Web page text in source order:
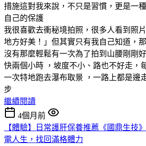
措施這對我來說，不只是習慣，更是一
自己的保護
我很喜歡去衝秘境拍照，很多人看到照
地方好美！」但其實只有我自己知道，
沒有那麼輕鬆有一次為了拍到山腰剛剛
快兩個小時 ，坡度不小、路也不好走，
一次特地跑去瀑布取景 ，一路上都是邊
步
繼續閱讀
4個月前
【體驗】日常護肝保養推薦《國鼎生技
電人生，找回滿格體力